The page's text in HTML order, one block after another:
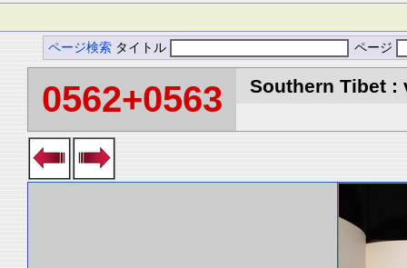
ページ検索 タイトル ページ
0562+0563 Southern Tibet :